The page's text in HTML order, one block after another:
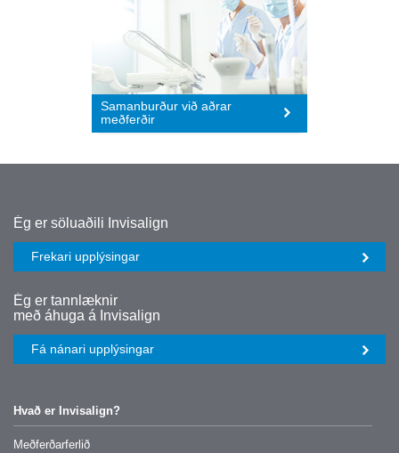
Samanburður við aðrar
meðferðir
Ég er söluaðili Invisalign
Frekari upplýsingar
Ég er tannlæknir
með áhuga á Invisalign
Fá nánari upplýsingar
information
links
regarding
Invisalign
Hvað er Invisalign?
Meðferðarferlið